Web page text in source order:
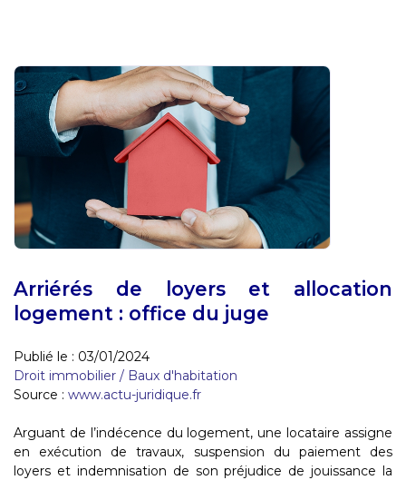
Arriérés de loyers et allocation
logement : office du juge
Publié le : 03/01/2024
Droit immobilier / Baux d'habitation
Source : www.actu-juridique.fr
Arguant de l’indécence du logement, une locataire assigne
en exécution de travaux, suspension du paiement des
loyers et indemnisation de son préjudice de jouissance la